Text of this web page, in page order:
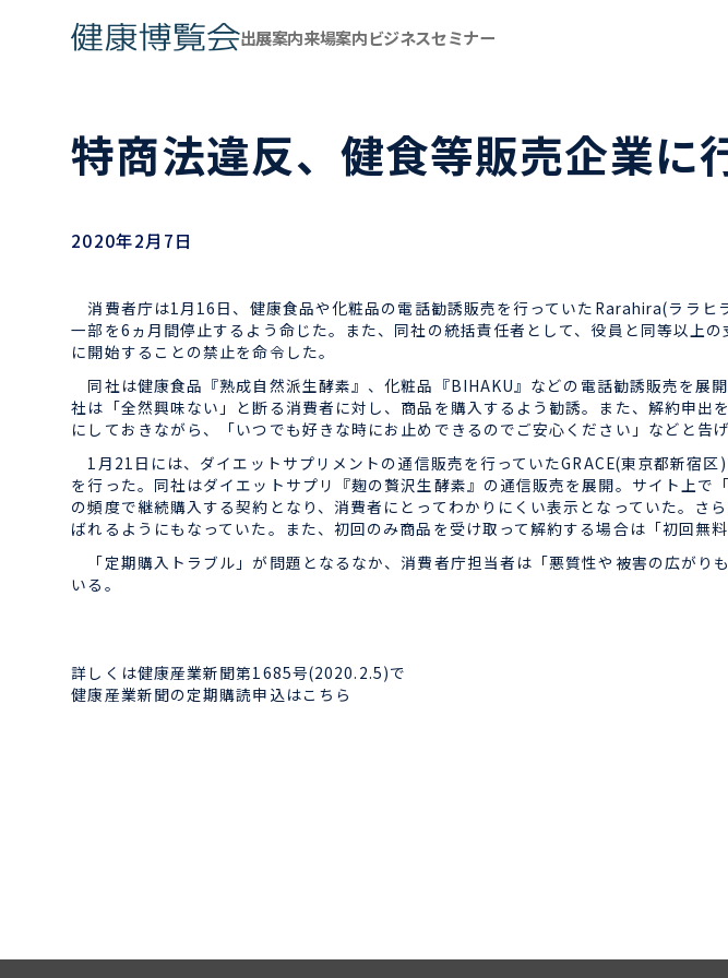
出展案内来場案内ビジネスセミナー
特商法違反、健食等販売企業に
2020年2月7日
消費者庁は1月16日、健康食品や化粧品の電話勧誘販売を行っていたRarahira(ララ
一部を6ヵ月間停止するよう命じた。また、同社の統括責任者として、役員と同等以上
に開始することの禁止を命令した。
同社は健康食品『熟成自然派生酵素』、化粧品『BIHAKU』などの電話勧誘販売を展
社は「全然興味ない」と断る消費者に対し、商品を購入するよう勧誘。また、解約申
にしておきながら、「いつでも好きな時にお止めできるのでご安心ください」などと告げ
1月21日には、ダイエットサプリメントの通信販売を行っていたGRACE(東京都新宿
を行った。同社はダイエットサプリ『麹の贅沢生酵素』の通信販売を展開。サイト上
の頻度で継続購入する契約となり、消費者にとってわかりにくい表示となっていた。
ばれるようにもなっていた。また、初回のみ商品を受け取って解約する場合は「初回無
「定期購入トラブル」が問題となるなか、消費者庁担当者は「悪質性や被害の広がり
いる。
詳しくは健康産業新聞第1685号(2020.2.5)で
健康産業新聞の定期購読申込はこちら